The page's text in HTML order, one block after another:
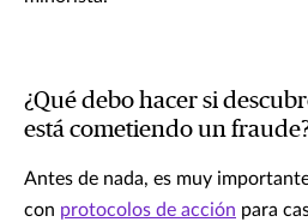
¿Qué debo hacer si
está cometiendo un
Antes de nada, es muy
con protocolos de acción para